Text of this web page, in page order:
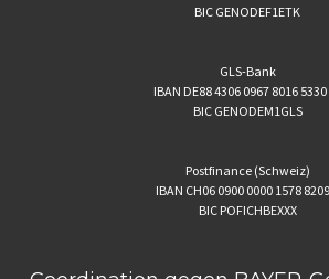
BIC GENODEF1ETK
GLS-Bank
IBAN DE88 4306 0967 8016 5330
BIC GENODEM1GLS
Postfinance (Schweiz)
IBAN CH06 0900 0000 1578
BIC POFICHBEXXX